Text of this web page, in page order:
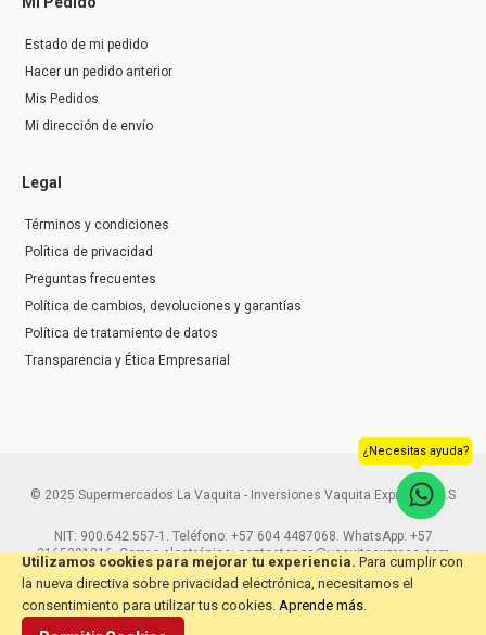
Utilizamos cookies para mejorar tu experiencia. Para cumplir con
la nueva directiva sobre privacidad electrónica, necesitamos el
consentimiento para utilizar tus cookies. Aprende más.
Estado de mi pedido
Hacer un pedido anterior
Mis Pedidos
Mi dirección de envío
Legal
Términos y condiciones
Política de privacidad
Preguntas frecuentes
Política de cambios, devoluciones y garantías
Política de tratamiento de datos
Transparencia y Ética Empresarial
© 2025 Supermercados La Vaquita - Inversiones Vaquita Express S.A.S
NIT: 900.642.557-1. Teléfono: +57 604 4487068. WhatsApp: +57
3165291216. Correo electrónico: contactenos@vaquitaexpress.com
¿Necesitas ayuda?